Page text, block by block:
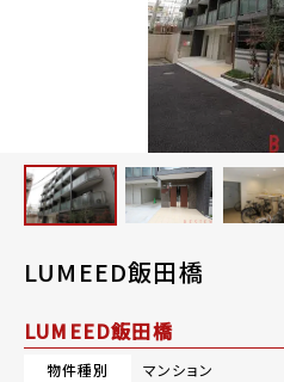
LUMEED飯田橋
LUMEED飯田橋
物件種別
マンション